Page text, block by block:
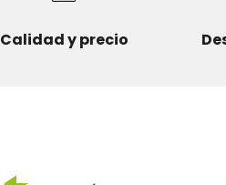
Calidad y precio